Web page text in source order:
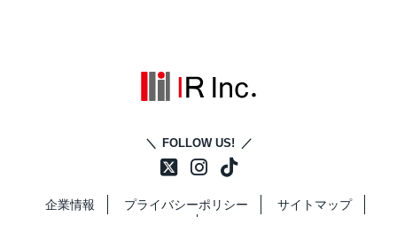
FOLLOW US!
企業情報 プライバシーポリシー
サイトマップ